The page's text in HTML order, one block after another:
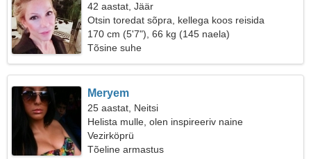
42 aastat, Jäär
Otsin toredat sõpra, kellega koos reisida
170 cm (5'7"), 66 kg (145 naela)
Tõsine suhe
Meryem
25 aastat, Neitsi
Helista mulle, olen inspireeriv naine
Vezirköprü
Tõeline armastus